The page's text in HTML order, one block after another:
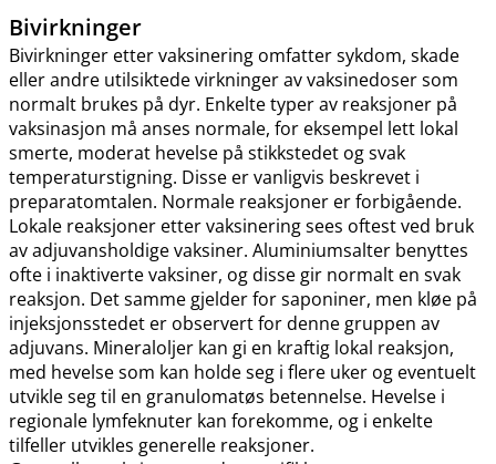
Bivirkninger
Bivirkninger etter vaksinering omfatter sykdom, skade
eller andre utilsiktede virkninger av vaksinedoser som
normalt brukes på dyr. Enkelte typer av reaksjoner på
vaksinasjon må anses normale, for eksempel lett lokal
smerte, moderat hevelse på stikkstedet og svak
temperaturstigning. Disse er vanligvis beskrevet i
preparatomtalen. Normale reaksjoner er forbigående.
Lokale reaksjoner etter vaksinering sees oftest ved bruk
av adjuvansholdige vaksiner. Aluminiumsalter benyttes
ofte i inaktiverte vaksiner, og disse gir normalt en svak
reaksjon. Det samme gjelder for saponiner, men kløe på
injeksjonsstedet er observert for denne gruppen av
adjuvans. Mineraloljer kan gi en kraftig lokal reaksjon,
med hevelse som kan holde seg i flere uker og eventuelt
utvikle seg til en granulomatøs betennelse. Hevelse i
regionale lymfeknuter kan forekomme, og i enkelte
tilfeller utvikles generelle reaksjoner.